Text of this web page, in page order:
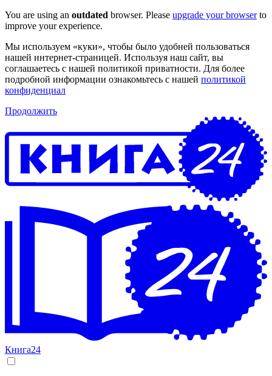
You are using an outdated browser. Please upgrade your browserto
improve your experience.
Мы используем «куки», чтобы было удобней пользоваться
нашей интернет-страницей. Используя наш сайт, вы
соглашаетесь с нашей политикой приватности. Для более
подробной информации ознакомьтесь с нашей политикой
конфиденциал
Продолжить
Книга24